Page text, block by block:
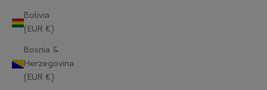
Bolivia
(EUR €)
Bosnia &
Herzegovina
(EUR €)